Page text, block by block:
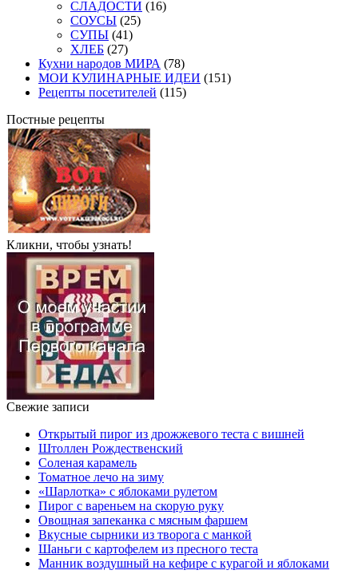
СЛАДОСТИ (16)
СОУСЫ (25)
СУПЫ (41)
ХЛЕБ (27)
Кухни народов МИРА (78)
МОИ КУЛИНАРНЫЕ ИДЕИ (151)
Рецепты посетителей (115)
Постные рецепты
Кликни, чтобы узнать!
Свежие записи
Открытый пирог из дрожжевого теста с вишней
Штоллен Рождественский
Соленая карамель
Томатное лечо на зиму
«Шарлотка» с яблоками рулетом
Пирог с вареньем на скорую руку
Овощная запеканка с мясным фаршем
Вкусные сырники из творога с манкой
Шаньги с картофелем из пресного теста
Манник воздушный на кефире с курагой и яблоками